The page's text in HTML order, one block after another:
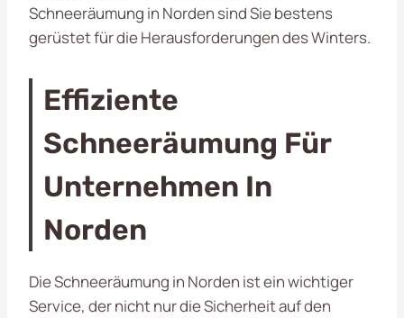
Schneeräumung in Norden sind Sie bestens
gerüstet für die Herausforderungen des Winters.
Effiziente
Schneeräumung Für
Unternehmen In
Norden
Die Schneeräumung in Norden ist ein wichtiger
Service, der nicht nur die Sicherheit auf den